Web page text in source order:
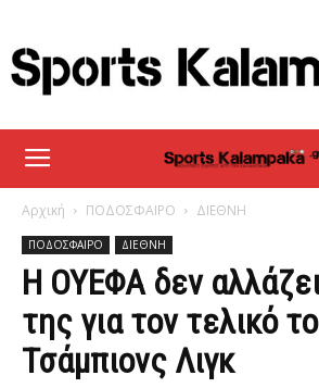
sportskalampaka
Αρχική ΠΟΔΟΣΦΑΙΡΟ ΔΙΕΘΝΗ
ΠΟΔΟΣΦΑΙΡΟ ΔΙΕΘΝΗ
Η ΟΥΕΦΑ δεν
της για τον τελικό
Τσάμπιονς Λιγκ